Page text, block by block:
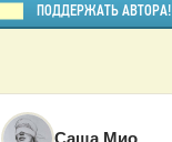
ПОДДЕРЖАТЬ АВТОРА!
Саша Мио